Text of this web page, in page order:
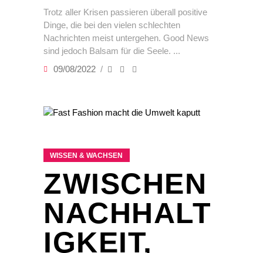
Trotz aller Krisen passieren überall positive
Dinge, die bei den vielen schlechten
Nachrichten meist untergehen. Good News
sind jedoch Balsam für die Seele.
09/08/2022
WISSEN & WACHSEN
ZWISCHEN
NACHHALT
IGKEIT,